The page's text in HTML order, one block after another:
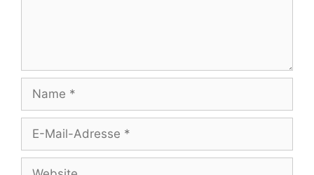
Name
Adresse
Website